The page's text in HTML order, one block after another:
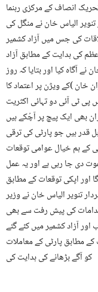
پاکستان تحریک انصاف کے مرکزی رہنما
الیاس خان نے منگل کی
کی جس میں آزاد کشمیر
کی ہدایت کے مطابق آزاد
آگاہ کیا اور بتایا کہ روز
خان )کے ویژن پر اعتماد کا
پی ٹی آئی دو تہائی اکثریت
بھی ایک پیچ پر آچُکے ہیں
قدر ہیں جو پارٹی کی ترقی
کے ہم خیال عوامی توقعات
دی جا رہی ہے اور یہ عمل
اور اپکی توقعات کے مطابق
تنویر الیاس خان نے وزیر
کی پیش رفت سے بھی
آزاد کشمیر میں کئے گئے
کے مطابق پارٹی کے معاملات
کو آگے بڑھانے کی ہدایت کی